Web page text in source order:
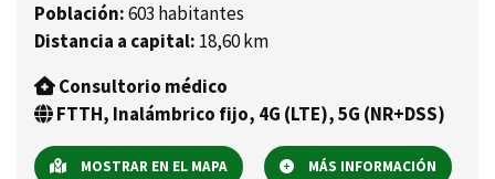
Población:603 habitantes
Distancia a capital: 18,60 km
Consultorio médico
FTTH, Inalámbrico fijo, 4G (LTE), 5G (NR+DSS)
MOSTRAR EN EL MAPA MÁS INFORMACIÓN